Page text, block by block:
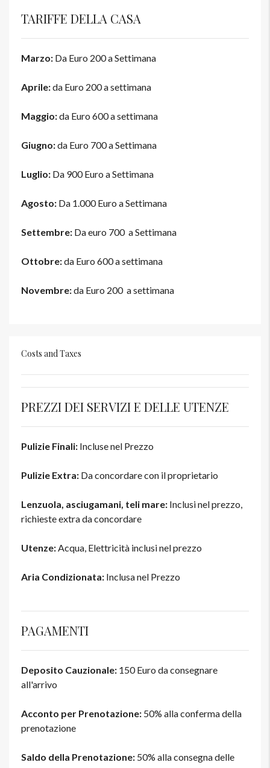
TARIFFE DELLA CASA
Marzo: Da Euro 200 a Settimana
Aprile:da Euro 200a settimana
Maggio:da Euro 600 a settimana
Giugno:da Euro 700 a Settimana
Luglio: Da 900 Euro a Settimana
Agosto: Da 1.000 Euro a Settimana
Settembre: Da euro 700 a Settimana
Ottobre:da Euro 600 a settimana
Novembre:da Euro 200 a settimana
Costs and Taxes
PREZZI DEI SERVIZI E DELLE UTENZE
Pulizie Finali: Incluse nel Prezzo
Pulizie Extra: Da concordare con il proprietario
Lenzuola, asciugamani, teli mare: Inclusi nel prezzo,
richieste extra da concordare
Utenze:Acqua, Elettricità inclusi nel prezzo
Aria Condizionata: Inclusa nel Prezzo
PAGAMENTI
Deposito Cauzionale: 150 Euro da consegnare
all'arrivo
Acconto per Prenotazione: 50% alla conferma della
prenotazione
Saldo della Prenotazione: 50% alla consegna delle